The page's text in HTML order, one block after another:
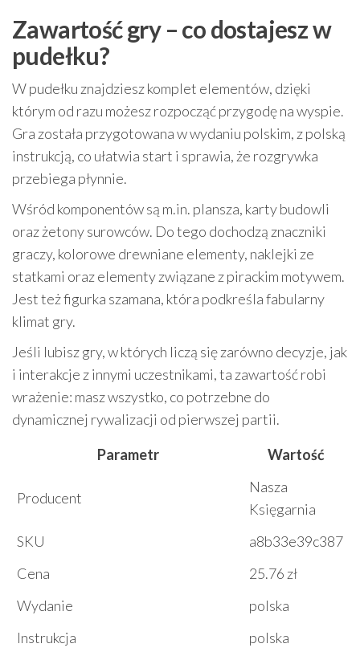
Zawartość gry – co dostajesz w
pudełku?
W pudełku znajdziesz komplet elementów, dzięki
którym od razu możesz rozpocząć przygodę na wyspie.
Gra została przygotowana w wydaniu polskim, z polską
instrukcją, co ułatwia start i sprawia, że rozgrywka
przebiega płynnie.
Wśród komponentów są m.in. plansza, karty budowli
oraz żetony surowców. Do tego dochodzą znaczniki
graczy, kolorowe drewniane elementy, naklejki ze
statkami oraz elementy związane z pirackim motywem.
Jest też figurka szamana, która podkreśla fabularny
klimat gry.
Jeśli lubisz gry, w których liczą się zarówno decyzje, jak
i interakcje z innymi uczestnikami, ta zawartość robi
wrażenie: masz wszystko, co potrzebne do
dynamicznej rywalizacji od pierwszej partii.
Parametr
Wartość
Producent
Nasza
Księgarnia
SKU
a8b33e39c387
Cena
25.76 zł
Wydanie
polska
Instrukcja
polska